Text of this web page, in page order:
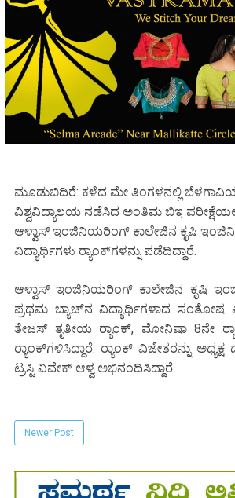
ಮೂಡುಬಿದಿರೆ: ಕಳೆದ ಮೇ ತಿಂಗಳನಲ್ಲಿ ಬೆಳಗಾವಿಯ
ವಿಶ್ವವಿದ್ಯಾಲಯ ನಡೆಸಿದ ಅಂತಿಮ ಬಿಇ
ಆಳ್ವಾಸ್ ಇಂಜಿನಿಯರಿಂಗ್ ಕಾಲೇಜಿನ ಕೃಷಿ
ವಿದ್ಯಾರ್ಥಿಗಳು ರ‍್ಯಾಂಕ್‌ಗಳನ್ನು ಪಡೆದಿದ್ದಾರೆ.
ಆಳ್ವಾಸ್ ಇಂಜಿನಿಯರಿಂಗ್ ಕಾಲೇಜಿನ ಕೃಷಿ
ಪ್ರಥಮ ಬ್ಯಾಚ್‌ನ ವಿದ್ಯಾರ್ಥಿಗಳಾದ ಸಂತೋಷ
ತೇಜಸ್ ತೃತೀಯ ರ‍್ಯಾಂಕ್, ಮೋನಿಷಾ 8ನೇ
ರ‍್ಯಾಂಕ್‌ಗಳಿಸಿದ್ದಾರೆ. ರ‍್ಯಾಂಕ್ ವಿಜೇತರನ್ನು
ಟ್ರಸ್ಟಿ ವಿವೇಕ್ ಆಳ್ವ ಅಭಿನಂದಿಸಿದ್ದಾರೆ.
Newer Post